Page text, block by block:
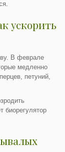
ускорить
В феврале
медленно
петуний,
биорегулятор